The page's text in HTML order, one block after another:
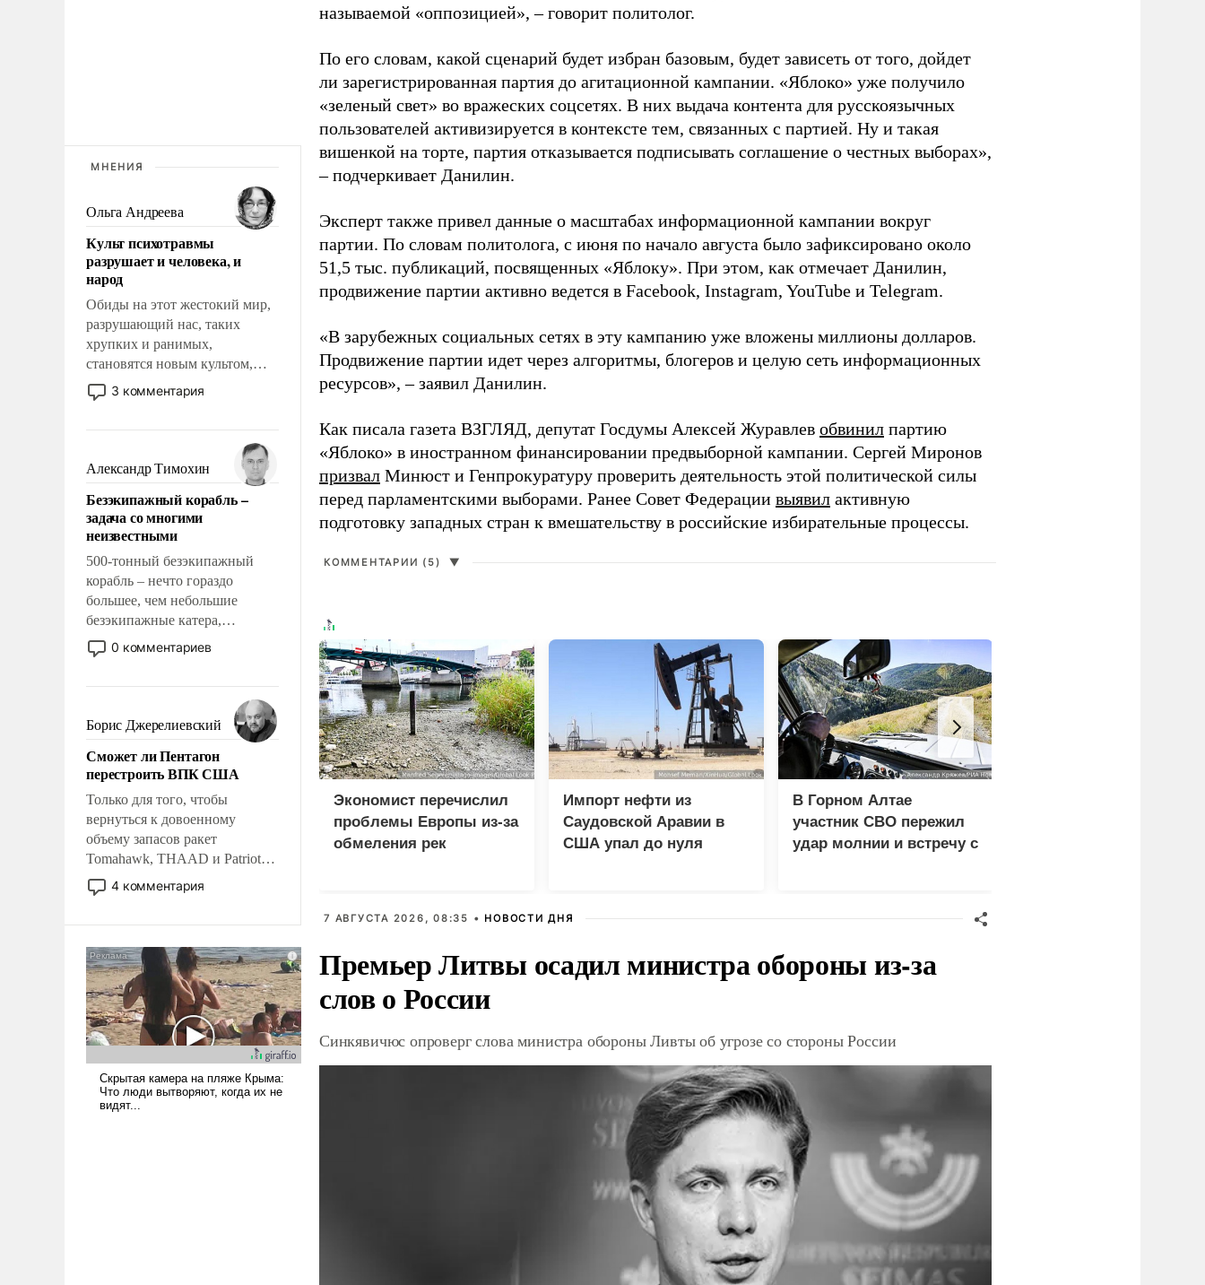
МНЕНИЯ
Ольга Андреева
Культ психотравмы
разрушает и человека, и
народ
Обиды на этот жестокий мир,
разрушающий нас, таких
хрупких и ранимых,
становятся новым культом,
постепенно вытесняя и
отменяя традиционное
мужественным и твердым под
ударами судьбы, брать на себя
ответственность, помогать
слабым, идти вперед и
адаптироваться.
3 комментария
Александр Тимохин
Безэкипажный корабль –
задача со многими
неизвестными
500-тонный безэкипажный
корабль – нечто гораздо
большее, чем небольшие
безэкипажные катера,
применение которых уже
стало обыденностью. Задача по
сложна и амбициозна. Однако
и ее реализация радикально
поднимет наши боевые
возможности.
0 комментариев
Борис Джерелиевский
Сможет ли Пентагон
перестроить ВПК США
Только для того, чтобы
вернуться к довоенному
объему запасов ракет
Tomahawk, THAAD и Patriot
США потребуется более трех
лет. Даже небольшая война с
Сложившаяся ситуация
означает многолетний период
уязвимости США, например,
перед Китаем.
4 комментария
называемой «оппозицией», – говорит политолог.
По его словам, какой сценарий будет избран базовым, будет зависеть от того, дойдет
ли зарегистрированная партия до агитационной кампании. «Яблоко» уже получило
«зеленый свет» во вражеских соцсетях. В них выдача контента для русскоязычных
пользователей активизируется в контексте тем, связанных с партией. Ну и такая
вишенкой на торте, партия отказывается подписывать соглашение о честных выборах»,
– подчеркивает Данилин.
Эксперт также привел данные о масштабах информационной кампании вокруг
партии. По словам политолога, с июня по начало августа было зафиксировано около
51,5 тыс. публикаций, посвященных «Яблоку». При этом, как отмечает Данилин,
продвижение партии активно ведется в Facebook, Instagram, YouTube и Telegram.
«В зарубежных социальных сетях в эту кампанию уже вложены миллионы долларов.
Продвижение партии идет через алгоритмы, блогеров и целую сеть информационных
ресурсов», – заявил Данилин.
Как писала газета ВЗГЛЯД, депутат Госдумы Алексей Журавлев обвинил партию
«Яблоко» в иностранном финансировании предвыборной кампании. Сергей Миронов
призвал Минюст и Генпрокуратуру проверить деятельность этой политической силы
перед парламентскими выборами. Ранее Совет Федерации выявил активную
подготовку западных стран к вмешательству в российские избирательные процессы.
КОММЕНТАРИИ (5) ▼
Экономист перечислил
проблемы Европы из-за
обмеления рек
Импорт нефти из
Саудовской Аравии в
США упал до нуля
В Горном Алтае
участник СВО пережил
удар молнии и встречу с
7 АВГУСТА 2026, 08:35 • НОВОСТИ ДНЯ
Премьер Литвы осадил министра обороны из-за
слов о России
Синкявичюс опроверг слова министра обороны Ливты об угрозе со стороны России